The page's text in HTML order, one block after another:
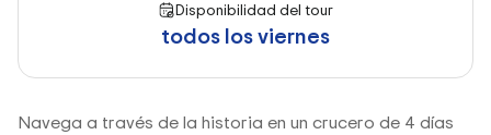
Disponibilidad del tour
todos los viernes
Navega a través de la historia en un crucero de 4 días